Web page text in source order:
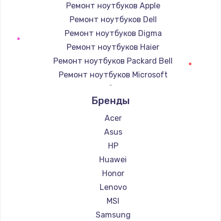
3900 руб.
Заказать
Ремонт ноутбуков Apple
Ремонт ноутбуков Dell
Ремонт ноутбуков Digma
Ремонт ноутбуков Haier
Ремонт ноутбуков Packard Bell
Ремонт ноутбуков Microsoft
Ремонт ноутбуков Alienware
Ремонт ноутбуков Aquarius
Ремонт ноутбуков Gigabyte
Ремонт ноутбуков Aorus
Ремонт ноутбуков Maibenben
Ремонт ноутбуков Getac
Ремонт ноутбуков Epson
Ремонт ноутбуков Philips
Ремонт ноутбуков LG
Ремонт ноутбуков Panasonic
Бренды
Acer
Asus
HP
Huawei
Honor
Lenovo
MSI
Samsung